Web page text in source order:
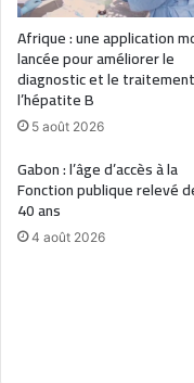
Afrique : une application
lancée pour améliorer le
diagnostic et le
l’hépatite B
5 août 2026
Gabon : l’âge d’accès à la
Fonction publique relevé
40 ans
4 août 2026